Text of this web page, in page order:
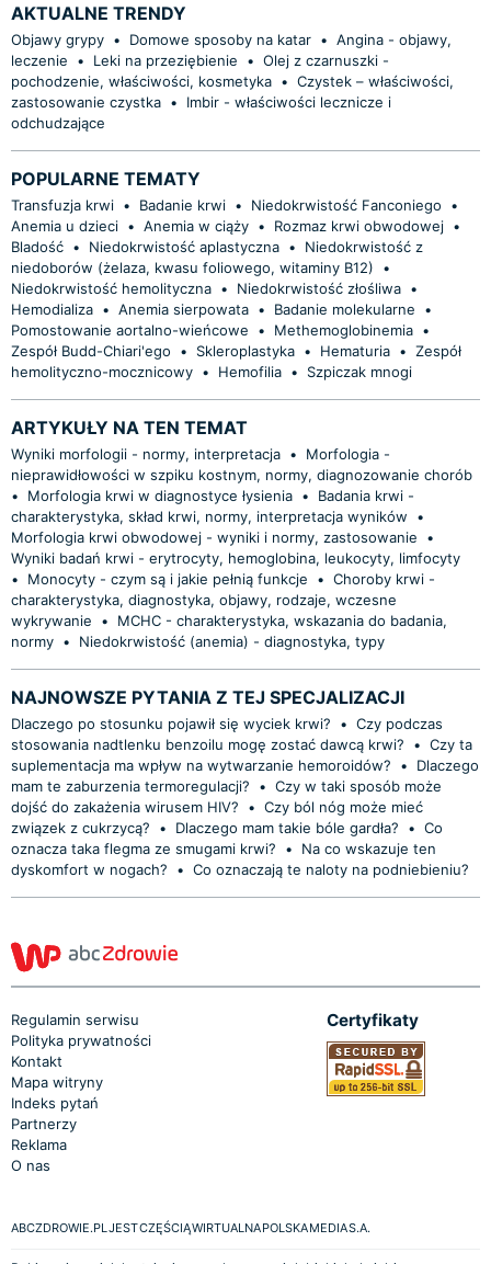
AKTUALNE TRENDY
Objawy grypy • Domowe sposoby na katar • Angina - objawy,
leczenie
• Leki na przeziębienie • Olej z czarnuszki -
pochodzenie, właściwości, kosmetyka • Czystek – właściwości,
zastosowanie czystka •
Imbir - właściwości lecznicze i
odchudzające
POPULARNE TEMATY
Transfuzja krwi • Badanie krwi • Niedokrwistość Fanconiego
•
Anemia u dzieci • Anemia w ciąży • Rozmaz krwi obwodowej •
Bladość • Niedokrwistość aplastyczna •
Niedokrwistość z
niedoborów (żelaza, kwasu foliowego, witaminy B12)
•
Niedokrwistość hemolityczna • Niedokrwistość złośliwa •
Hemodializa • Anemia sierpowata • Badanie molekularne
•
Pomostowanie aortalno-wieńcowe
• Methemoglobinemia •
Zespół Budd-Chiari'ego
• Skleroplastyka • Hematuria • Zespół
hemolityczno-mocznicowy • Hemofilia • Szpiczak mnogi
ARTYKUŁY NA TEN TEMAT
Wyniki morfologii - normy, interpretacja •
Morfologia -
nieprawidłowości w szpiku kostnym, normy, diagnozowanie chorób
•
Morfologia krwi w diagnostyce łysienia •
Badania krwi -
charakterystyka, skład krwi, normy, interpretacja wyników
•
Morfologia krwi obwodowej - wyniki i normy, zastosowanie
•
Wyniki badań krwi - erytrocyty, hemoglobina, leukocyty, limfocyty
•
Monocyty - czym są i jakie pełnią funkcje • Choroby krwi -
charakterystyka, diagnostyka, objawy, rodzaje, wczesne
wykrywanie
•
MCHC - charakterystyka, wskazania do badania,
normy • Niedokrwistość (anemia) - diagnostyka, typy
NAJNOWSZE PYTANIA Z TEJ SPECJALIZACJI
Dlaczego po stosunku pojawił się wyciek krwi? • Czy podczas
stosowania nadtlenku benzoilu mogę zostać dawcą krwi?
• Czy ta
suplementacja ma wpływ na wytwarzanie hemoroidów?
•
Dlaczego
mam te zaburzenia termoregulacji?
• Czy w taki sposób może
dojść do zakażenia wirusem HIV?
• Czy ból nóg może mieć
związek z cukrzycą?
• Dlaczego mam takie bóle gardła? • Co
oznacza taka flegma ze smugami krwi?
•
Na co wskazuje ten
dyskomfort w nogach?
• Co oznaczają te naloty na podniebieniu?
Regulamin serwisu
Polityka prywatności
Kontakt
Mapa witryny
Indeks pytań
Partnerzy
Reklama
O nas
Certyfikaty
ABCZDROWIE.PL JEST CZĘŚCIĄ WIRTUALNA POLSKA MEDIA S.A.